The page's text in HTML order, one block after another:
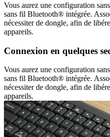
Vous aurez une configuration
sans fil Bluetooth® intégrée.
nécessiter de dongle, afin de
appareils.
Connexion en quelques
Vous aurez une configuration
sans fil Bluetooth® intégrée.
nécessiter de dongle, afin de
appareils.